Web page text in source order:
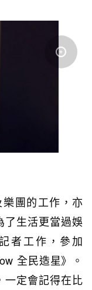
團的工作，亦
了生活更當過娛
者工作，參加
全民造星》。
一定會記得在比